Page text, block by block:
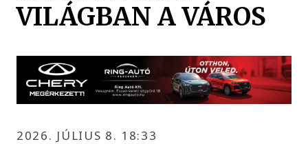
VILÁGBAN A VÁROS
2026. JÚLIUS 8. 18:33